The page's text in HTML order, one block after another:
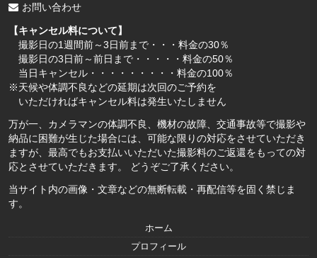
お問い合わせ
【キャンセル料について】
撮影日の1週間前～3日前まで・・・料金の30％
撮影日の3日前～前日まで・・・・・料金の50％
当日キャンセル・・・・・・・・・料金の100％
※天候や体調不良などの延期は次回のご予約を
いただければキャンセル料は発生いたしません
万が一、カメラマンの体調不良、機材の故障、交通事故等で撮影や
納品に困難が生じた場合には、可能な限りの対応をさせていただき
ますが、最高でもお支払いいただいた撮影料のご返還をもっての対
応とさせていただきます。 どうぞご了承ください。
当サイト内の画像・文章などの無断転載・再配信等を固く禁じま
す。
ホーム
プロフィール